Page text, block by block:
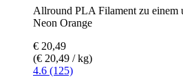
Allround PLA Filament zu einem
Neon Orange
€ 20,49
(€ 20,49 / kg)
4.6 (125)